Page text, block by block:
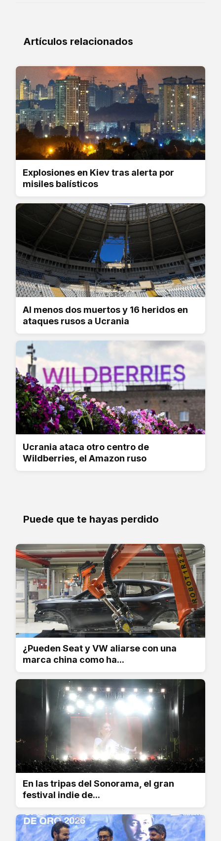
Artículos relacionados
Explosiones en Kiev tras alerta por
misiles balísticos
Al menos dos muertos y 16 heridos en
ataques rusos a Ucrania
Ucrania ataca otro centro de
Wildberries, el Amazon ruso
Puede que te hayas perdido
¿Pueden Seat y VW aliarse con una
marca china como ha...
En las tripas del Sonorama, el gran
festival indie de...